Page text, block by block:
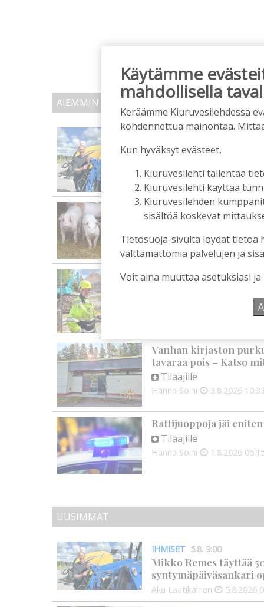
AIEMMIN AIHEESTA
Mikko Remes täyttää
syntymäpäiväsankari
Aku Laatikainen 5.8.2026
Vaikuttaako
odottaa”, toteaa
Tilaajille
Hanna Soini 4.8.2026
Liikuntasalin purku
Vanhan kirjaston
tavaraa pois – Katso
Tilaajille
Hanna Soini 3.8.2026
Rattijuoppoja jäi
Tilaajille
Hanna Soini 1.8.2026
UUSIMMAT
IHMISET 5.8. 9:00
Mikko Remes täyttää
syntymäpäiväsankari
Aku Laatikainen 5.8.2026
Käytämme
mahdollisella
Keräämme Kiuruvesilehdessä
kohdennettua mainontaa.
Kun hyväksyt evästeet,
Kiuruvesilehti tallentaa
Kiuruvesilehti käyttää
Kiuruvesilehden
sisältöä koskevat
Tietosuoja-sivulta löydät tietoa
välttämättömiä palvelujen ja
Voit aina muuttaa asetuksiasi